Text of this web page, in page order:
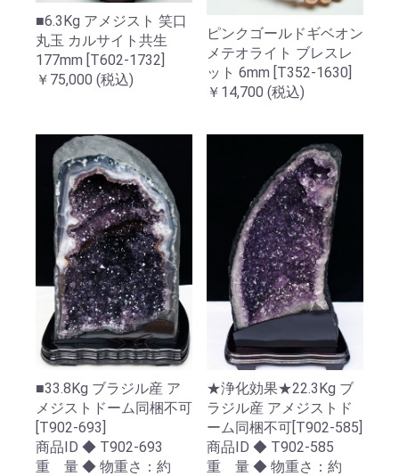
■6.3Kg アメジスト 笑口
丸玉 カルサイト共生
177mm [T602-1732]
￥75,000 (税込)
ピンクゴールドギベオン
メテオライト ブレスレ
ット 6mm [T352-1630]
￥14,700 (税込)
■33.8Kg ブラジル産 ア
メジストドーム同梱不可
[T902-693]
商品ID ◆ T902-693
重 量 ◆ 物重さ：約
★浄化効果★22.3Kg ブ
ラジル産 アメジストド
ーム同梱不可[T902-585]
商品ID ◆ T902-585
重 量 ◆ 物重さ：約